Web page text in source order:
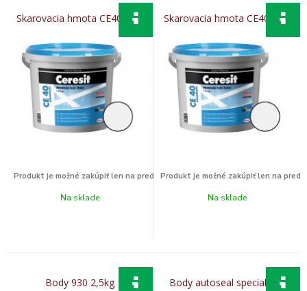
Skarovacia hmota CE40 2 kg
Na sklade
Skarovacia hmota CE40 5 kg
Na sklade
Body 930 2,5kg Body autoseal special 1kg